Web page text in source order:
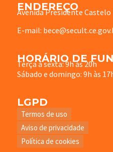
ENDEREÇO
Avenida Presidente
E-mail:
HORÁRIO DE
Terça à sexta: 9h às 20h
Sábado e domingo: 9h às
LGPD
Termos de uso
Aviso de privacidade
Política de cookies